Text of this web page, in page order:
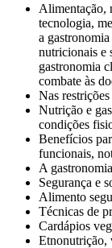
Alimentação,
tecnologia,
a
nutricionais e
gastronomia
combate às
Nas
Nutrição e
condições
Benefícios
funcionais,
A
Segurança e
Alimento
Técnicas de
Cardápios
Etnonutrição,